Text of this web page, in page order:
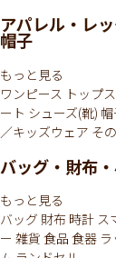
アパレル・レ
帽子
もっと見る
ワンピース トップス
ート シューズ(靴)
／キッズウェア そ
バッグ・財布
もっと見る
バッグ 財布 時計 ス
ー 雑貨 食品 食器